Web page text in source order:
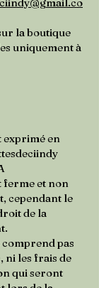
la boutique
uniquement à
exprimé en
ferme et non
cependant le
de la
pas
ni les frais de
qui seront